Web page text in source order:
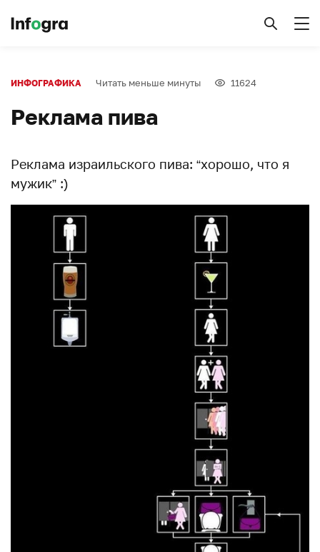
ИНФОГРАФИКА Читать меньше минуты 11624
Реклама пива
Реклама израильского пива: “хорошо, что я
мужик” :)